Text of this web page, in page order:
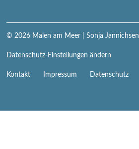
© 2026 Malen am Meer | Sonja Jannichsen
Datenschutz-Einstellungen ändern
Navigation
Kontakt Impressum Datenschutz